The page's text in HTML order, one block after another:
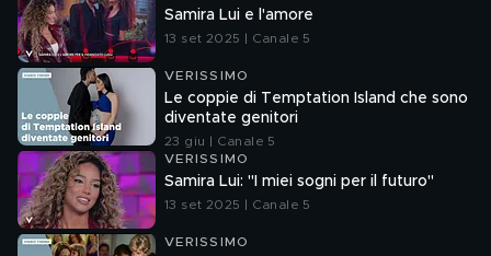
Samira Lui e l'amore
13 set 2025 | Canale 5
VERISSIMO
Le coppie di Temptation Island che sono
diventate genitori
23 giu | Canale 5
VERISSIMO
Samira Lui: "I miei sogni per il futuro"
13 set 2025 | Canale 5
VERISSIMO